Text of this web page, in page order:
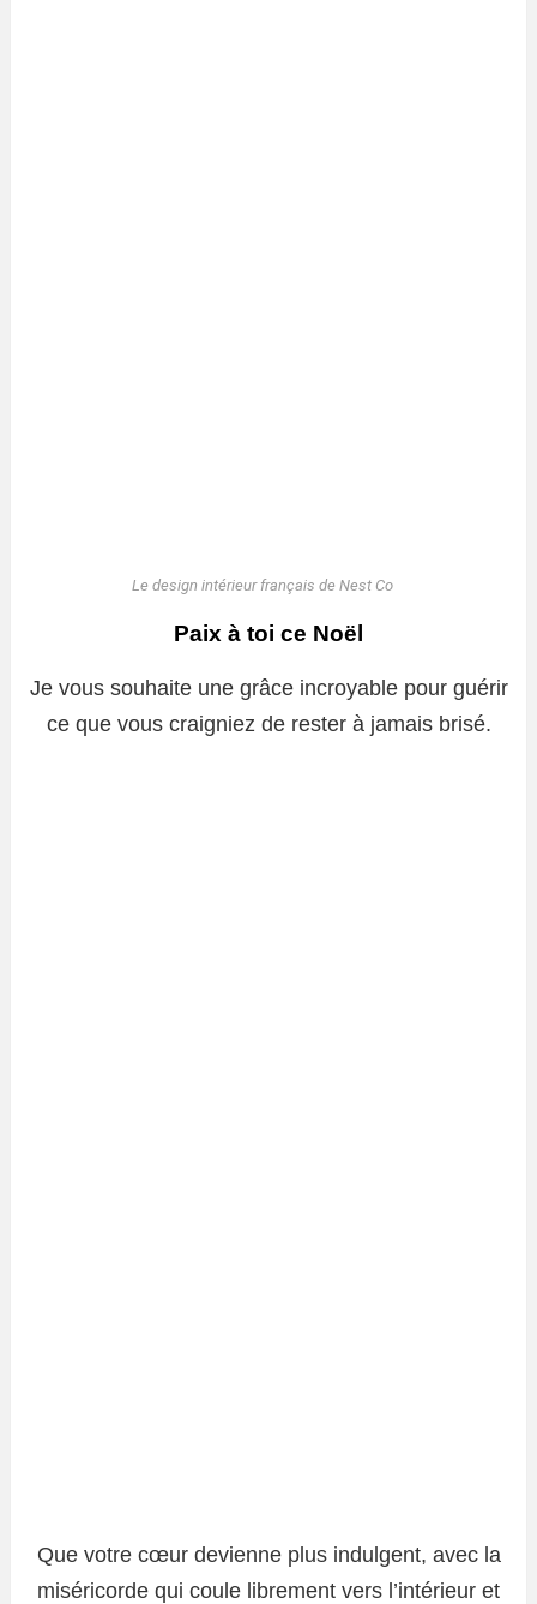
Le design intérieur français de Nest Co
Paix à toi ce Noël
Je vous souhaite une grâce incroyable pour guérir
ce que vous craigniez de rester à jamais brisé.
Que votre cœur devienne plus indulgent, avec la
miséricorde qui coule librement vers l’intérieur et